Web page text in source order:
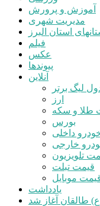
آموزش و پرورش
مدیریت شهری
استان البرز
فیلم
عکس
پیوندها
آنلاین
لیگ برتر
ارز
طلا و سکه
بورس
داخلی
خارجی
تلویزیون
قیمت تبلت
موبایل
یادداشت
طالقان آغاز شد